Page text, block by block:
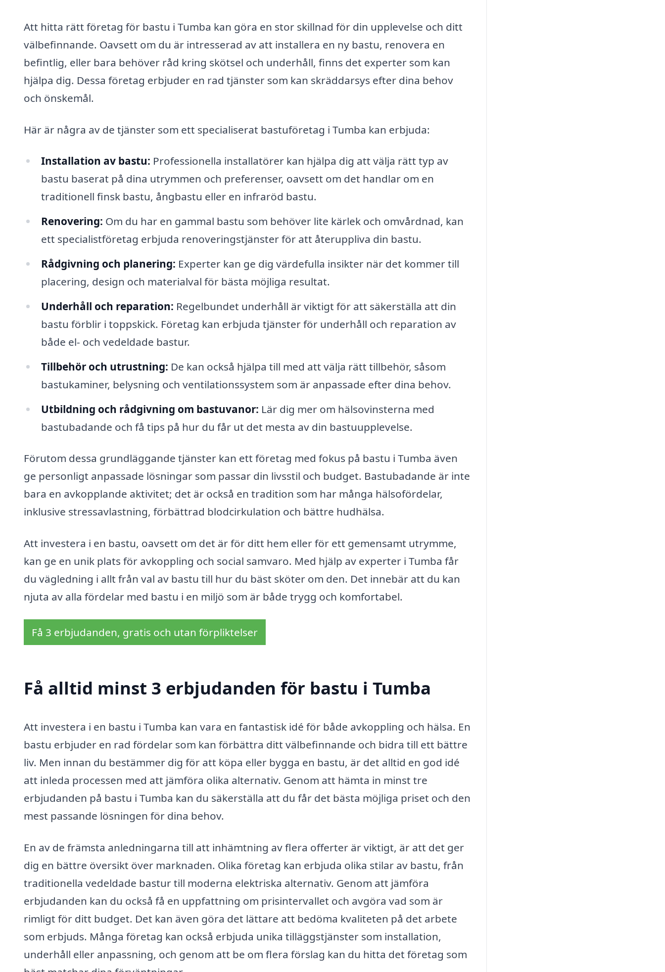
Att hitta rätt företag för bastu i Tumba kan göra en stor skillnad för din upplevelse och ditt
välbefinnande. Oavsett om du är intresserad av att installera en ny bastu, renovera en
befintlig, eller bara behöver råd kring skötsel och underhåll, finns det experter som kan
hjälpa dig. Dessa företag erbjuder en rad tjänster som kan skräddarsys efter dina behov
och önskemål.
Här är några av de tjänster som ett specialiserat bastuföretag i Tumba kan erbjuda:
Installation av bastu: Professionella installatörer kan hjälpa dig att välja rätt typ av
bastu baserat på dina utrymmen och preferenser, oavsett om det handlar om en
traditionell finsk bastu, ångbastu eller en infraröd bastu.
Renovering: Om du har en gammal bastu som behöver lite kärlek och omvårdnad, kan
ett specialistföretag erbjuda renoveringstjänster för att återuppliva din bastu.
Rådgivning och planering: Experter kan ge dig värdefulla insikter när det kommer till
placering, design och materialval för bästa möjliga resultat.
Underhåll och reparation: Regelbundet underhåll är viktigt för att säkerställa att din
bastu förblir i toppskick. Företag kan erbjuda tjänster för underhåll och reparation av
både el- och vedeldade bastur.
Tillbehör och utrustning: De kan också hjälpa till med att välja rätt tillbehör, såsom
bastukaminer, belysning och ventilationssystem som är anpassade efter dina behov.
Utbildning och rådgivning om bastuvanor: Lär dig mer om hälsovinsterna med
bastubadande och få tips på hur du får ut det mesta av din bastuupplevelse.
Förutom dessa grundläggande tjänster kan ett företag med fokus på bastu i Tumba även
ge personligt anpassade lösningar som passar din livsstil och budget. Bastubadande är inte
bara en avkopplande aktivitet; det är också en tradition som har många hälsofördelar,
inklusive stressavlastning, förbättrad blodcirkulation och bättre hudhälsa.
Att investera i en bastu, oavsett om det är för ditt hem eller för ett gemensamt utrymme,
kan ge en unik plats för avkoppling och social samvaro. Med hjälp av experter i Tumba får
du vägledning i allt från val av bastu till hur du bäst sköter om den. Det innebär att du kan
njuta av alla fördelar med bastu i en miljö som är både trygg och komfortabel.
Få 3 erbjudanden, gratis och utan förpliktelser
Få alltid minst 3 erbjudanden för bastu i Tumba
Att investera i en bastu i Tumba kan vara en fantastisk idé för både avkoppling och hälsa. En
bastu erbjuder en rad fördelar som kan förbättra ditt välbefinnande och bidra till ett bättre
liv. Men innan du bestämmer dig för att köpa eller bygga en bastu, är det alltid en god idé
att inleda processen med att jämföra olika alternativ. Genom att hämta in minst tre
erbjudanden på bastu i Tumba kan du säkerställa att du får det bästa möjliga priset och den
mest passande lösningen för dina behov.
En av de främsta anledningarna till att inhämtning av flera offerter är viktigt, är att det ger
dig en bättre översikt över marknaden. Olika företag kan erbjuda olika stilar av bastu, från
traditionella vedeldade bastur till moderna elektriska alternativ. Genom att jämföra
erbjudanden kan du också få en uppfattning om prisintervallet och avgöra vad som är
rimligt för ditt budget. Det kan även göra det lättare att bedöma kvaliteten på det arbete
som erbjuds. Många företag kan också erbjuda unika tilläggstjänster som installation,
underhåll eller anpassning, och genom att be om flera förslag kan du hitta det företag som